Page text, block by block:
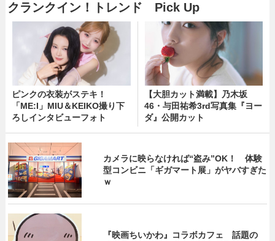
クランクイン！トレンド Pick Up
ピンクの衣装がステキ！
「ME:I」MIU＆KEIKO撮り下
ろしインタビューフォト
【大胆カット満載】乃木坂
46・与田祐希3rd写真集『ヨー
ダ』公開カット
カメラに映らなければ“盗み”OK！ 体験
型コンビニ「ギガマート展」がヤバすぎた
ｗ
『映画ちいかわ』コラボカフェ 話題の